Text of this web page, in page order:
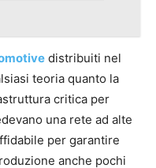
distribuiti nel
teoria quanto la
critica per
una rete ad alte
per garantire
anche pochi